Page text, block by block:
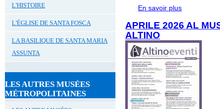
L'HISTOIRE
L'ÉGLISE DE SANTA FOSCA
LA BASILIQUE DE SANTA MARIA
ASSUNTA
LES AUTRES MUSÉES
MÉTROPOLITAINES
En savoir plus
APRILE 2026 AL
ALTINO